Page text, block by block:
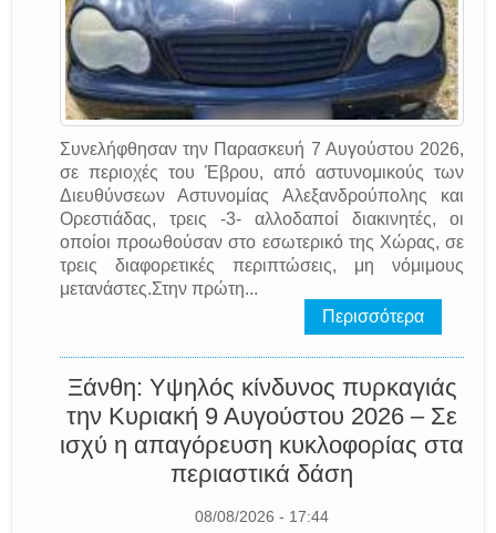
Συνελήφθησαν την Παρασκευή 7 Αυγούστου 2026,
σε περιοχές του Έβρου, από αστυνομικούς των
Διευθύνσεων Αστυνομίας Αλεξανδρούπολης και
Ορεστιάδας, τρεις -3- αλλοδαποί διακινητές, οι
οποίοι προωθούσαν στο εσωτερικό της Χώρας, σε
τρεις διαφορετικές περιπτώσεις, μη νόμιμους
μετανάστες.Στην πρώτη...
Περισσότερα
Ξάνθη: Υψηλός κίνδυνος πυρκαγιάς
την Κυριακή 9 Αυγούστου 2026 – Σε
ισχύ η απαγόρευση κυκλοφορίας στα
περιαστικά δάση
08/08/2026 - 17:44